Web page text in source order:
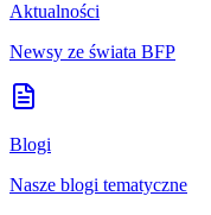
Aktualności
Newsy ze świata BFP
Blogi
Nasze blogi tematyczne